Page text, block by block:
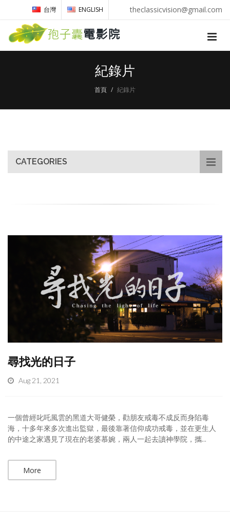
theclassicvision@gmail.com
台灣 ENGLISH
紀錄片
首頁 紀錄片
CATEGORIES
尋找光的日子
Aug 21, 2021
一個曾經叱吒風雲的黑道大哥健榮，勸朋友戒毒不成反而身陷毒
海，十多年來多次進出監獄，最後靠著信仰成功戒毒，並在更生人
的中途之家遇見了現在的老婆慕婉，兩人一起去讀神學院，攜...
More